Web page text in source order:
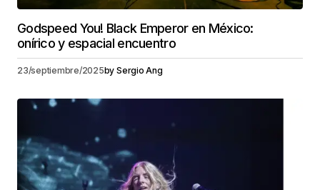
Godspeed You! Black Emperor en México:
onírico y espacial encuentro
23/septiembre/2025by Sergio Ang